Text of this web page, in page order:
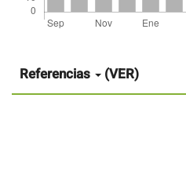
artículo
Referencias (VER)